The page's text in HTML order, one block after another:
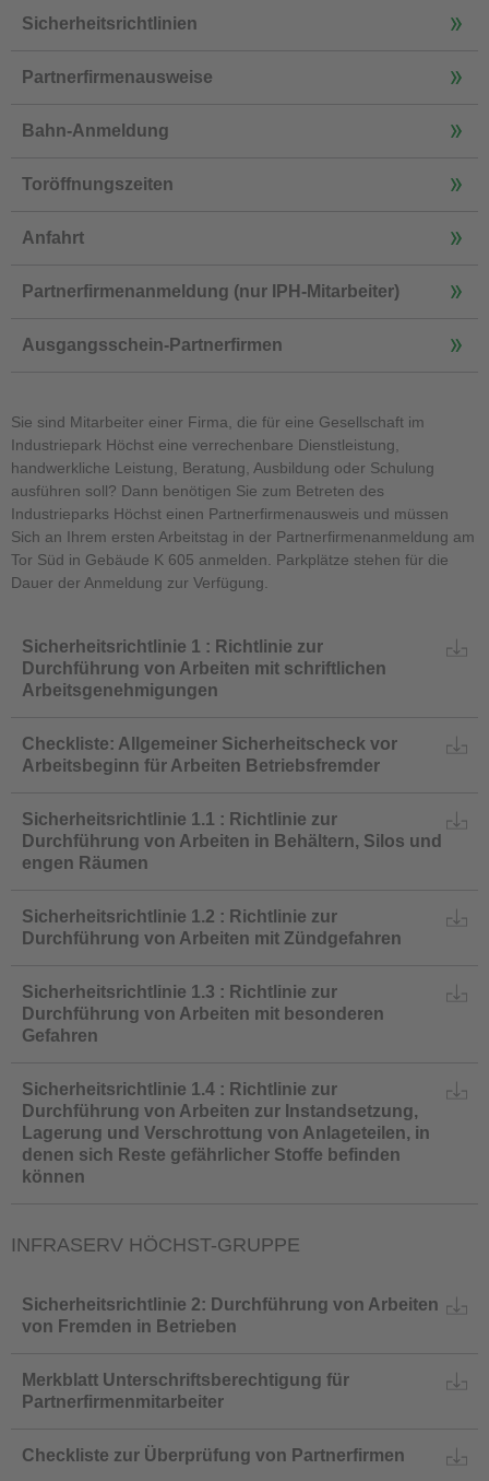
Sicherheitsrichtlinien
Partnerfirmenausweise
Bahn-Anmeldung
Toröffnungszeiten
Anfahrt
Partnerfirmenanmeldung (nur IPH-Mitarbeiter)
Ausgangsschein-Partnerfirmen
Sie sind Mitarbeiter einer Firma, die für eine Gesellschaft im
Industriepark Höchst eine verrechenbare Dienstleistung,
handwerkliche Leistung, Beratung, Ausbildung oder Schulung
ausführen soll? Dann benötigen Sie zum Betreten des
Industrieparks Höchst einen Partnerfirmenausweis und müssen
Sich an Ihrem ersten Arbeitstag in der Partnerfirmenanmeldung am
Tor Süd in Gebäude K 605 anmelden. Parkplätze stehen für die
Dauer der Anmeldung zur Verfügung.
Sicherheitsrichtlinie 1 : Richtlinie zur
Durchführung von Arbeiten mit schriftlichen
Arbeitsgenehmigungen
Checkliste: Allgemeiner Sicherheitscheck vor
Arbeitsbeginn für Arbeiten Betriebsfremder
Sicherheitsrichtlinie 1.1 : Richtlinie zur
Durchführung von Arbeiten in Behältern, Silos und
engen Räumen
Sicherheitsrichtlinie 1.2 : Richtlinie zur
Durchführung von Arbeiten mit Zündgefahren
Sicherheitsrichtlinie 1.3 : Richtlinie zur
Durchführung von Arbeiten mit besonderen
Gefahren
Sicherheitsrichtlinie 1.4 : Richtlinie zur
Durchführung von Arbeiten zur Instandsetzung,
Lagerung und Verschrottung von Anlageteilen, in
denen sich Reste gefährlicher Stoffe befinden
können
INFRASERV HÖCHST-GRUPPE
Sicherheitsrichtlinie 2: Durchführung von Arbeiten
von Fremden in Betrieben
Merkblatt Unterschriftsberechtigung für
Partnerfirmenmitarbeiter
Checkliste zur Überprüfung von Partnerfirmen